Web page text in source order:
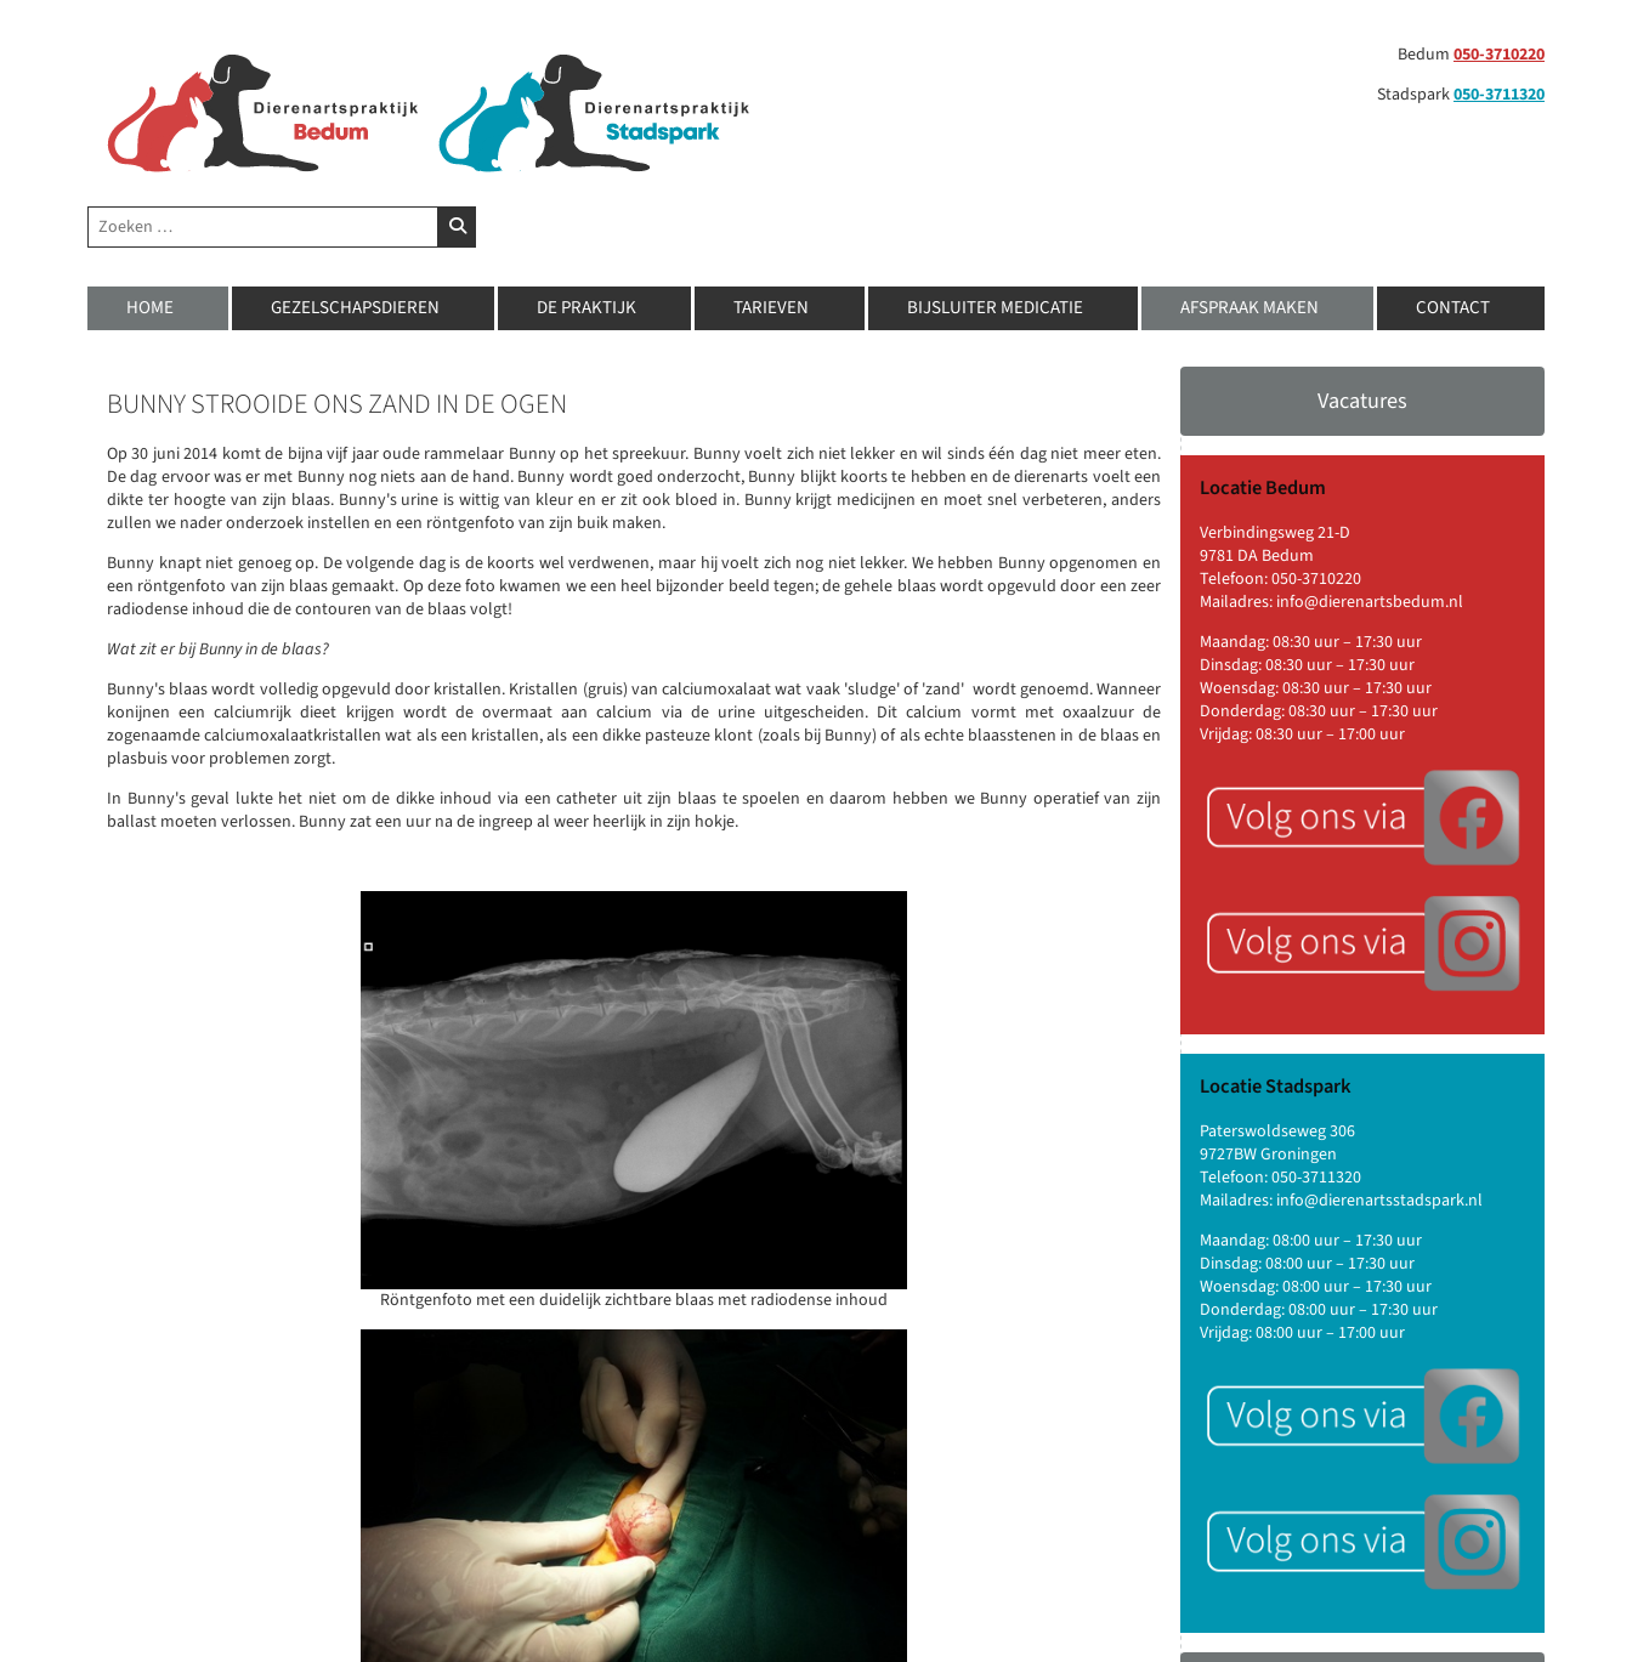
Bedum 050-3710220
Stadspark050-3711320
Zoeken ZOEKEN
HOME GEZELSCHAPSDIEREN DE PRAKTIJK TARIEVEN BIJSLUITER MEDICATIE AFSPRAAK MAKEN CONTACT
BUNNY STROOIDE ONS ZAND IN DE OGEN
Op 30 juni 2014 komt de bijna vijf jaar oude rammelaar Bunny op het spreekuur. Bunny voelt zich niet lekker en wil sinds één dag niet meer eten.
De dag ervoor was er met Bunny nog niets aan de hand. Bunny wordt goed onderzocht, Bunny blijkt koorts te hebben en de dierenarts voelt een
dikte ter hoogte van zijn blaas. Bunny's urine is wittig van kleur en er zit ook bloed in. Bunny krijgt medicijnen en moet snel verbeteren, anders
zullen we nader onderzoek instellen en een röntgenfoto van zijn buik maken.
Bunny knapt niet genoeg op. De volgende dag is de koorts wel verdwenen, maar hij voelt zich nog niet lekker. We hebben Bunny opgenomen en
een röntgenfoto van zijn blaas gemaakt. Op deze foto kwamen we een heel bijzonder beeld tegen; de gehele blaas wordt opgevuld door een zeer
radiodense inhoud die de contouren van de blaas volgt!
Wat zit er bij Bunny in de blaas?
Bunny's blaas wordt volledig opgevuld door kristallen. Kristallen (gruis) van calciumoxalaat wat vaak 'sludge' of 'zand' wordt genoemd. Wanneer
konijnen een calciumrijk dieet krijgen wordt de overmaat aan calcium via de urine uitgescheiden. Dit calcium vormt met oxaalzuur de
zogenaamde calciumoxalaatkristallen wat als een kristallen, als een dikke pasteuze klont (zoals bij Bunny) of als echte blaasstenen in de blaas en
plasbuis voor problemen zorgt.
In Bunny's geval lukte het niet om de dikke inhoud via een catheter uit zijn blaas te spoelen en daarom hebben we Bunny operatief van zijn
ballast moeten verlossen. Bunny zat een uur na de ingreep al weer heerlijk in zijn hokje.
Röntgenfoto met een duidelijk zichtbare blaas met radiodense inhoud
Vacatures
Locatie Bedum
Verbindingsweg 21-D
9781 DA Bedum
Telefoon:050-3710220
Mailadres: info@dierenartsbedum.nl
Maandag: 08:30 uur – 17:30 uur
Dinsdag: 08:30 uur – 17:30 uur
Woensdag: 08:30 uur – 17:30 uur
Donderdag: 08:30 uur – 17:30 uur
Vrijdag: 08:30 uur – 17:00 uur
Locatie Stadspark
Paterswoldseweg 306
9727BW Groningen
Telefoon:050-3711320
Mailadres: info@dierenartsstadspark.nl
Maandag: 08:00 uur – 17:30 uur
Dinsdag: 08:00 uur – 17:30 uur
Woensdag: 08:00 uur – 17:30 uur
Donderdag: 08:00 uur – 17:30 uur
Vrijdag: 08:00 uur – 17:00 uur